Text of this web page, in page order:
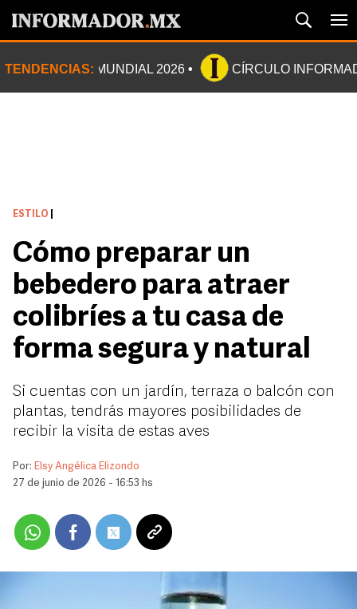
TENDENCIAS: MUNDIAL 2026 CÍRCULO
ESTILO
Cómo preparar un
bebedero para atraer
colibríes a tu casa de
forma segura y natural
Si cuentas con un jardín, terraza o balcón con
plantas, tendrás mayores posibilidades de
recibir la visita de estas aves
Por: Elsy Angélica Elizondo
27 de junio de 2026 - 16:53 hs